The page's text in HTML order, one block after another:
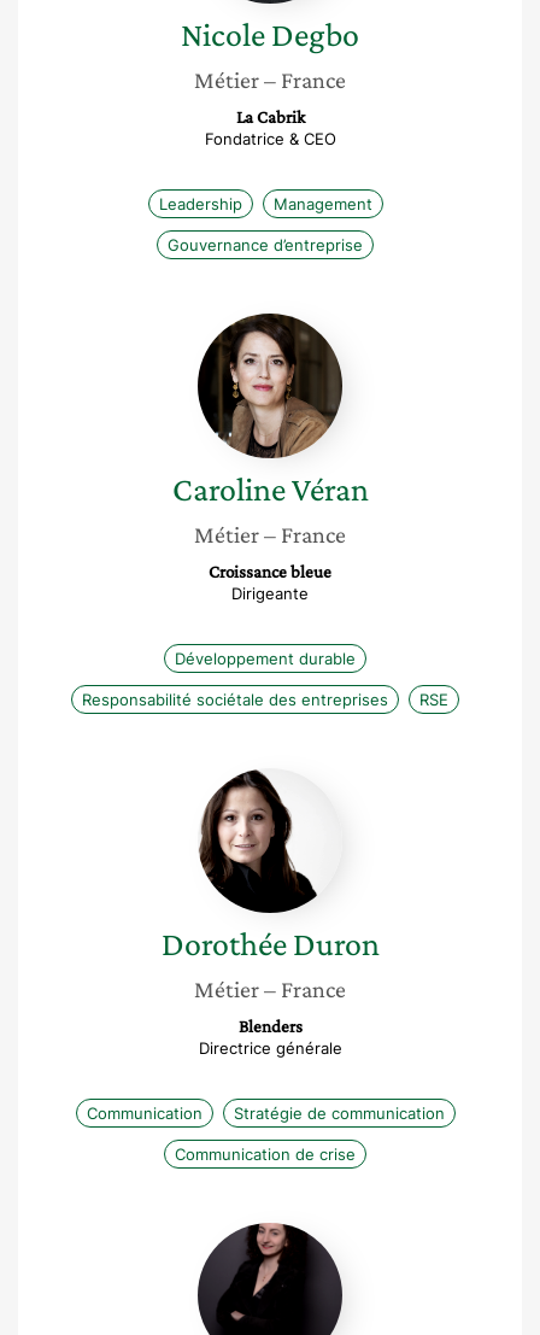
NicoleDegbo
Métier– France
La Cabrik
Fondatrice & CEO
Leadership Management
Gouvernance d’entreprise
Caroline
Véran
CarolineVéran
Métier– France
Croissance bleue
Dirigeante
Développement durable
Responsabilité sociétale des entreprises RSE
Dorothée
Duron
Dorothée Duron
Métier– France
Blenders
Directrice générale
Communication Stratégie de communication
Communication de crise
Laura
Sibony